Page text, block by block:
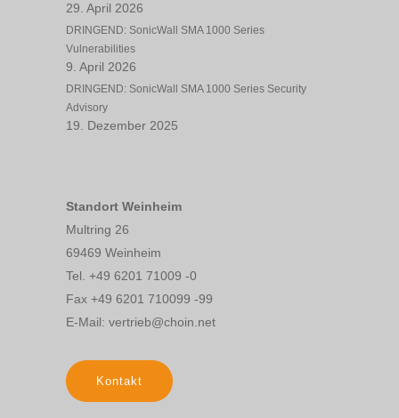
29. April 2026
DRINGEND: SonicWall SMA 1000 Series
Vulnerabilities
9. April 2026
DRINGEND: SonicWall SMA 1000 Series Security
Advisory
19. Dezember 2025
Standort Weinheim
Multring 26
69469 Weinheim
Tel. +49 6201 71009 -0
Fax +49 6201 710099 -99
E-Mail: vertrieb@choin.net
Kontakt